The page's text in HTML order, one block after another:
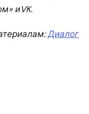
иVK.
Диалог